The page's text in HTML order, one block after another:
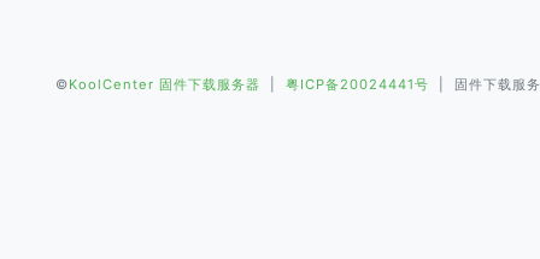
©KoolCenter 固件下载服务器 粤ICP备20024441号 | 固件下载服